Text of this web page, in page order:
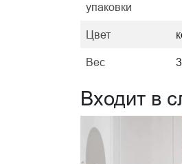
упаковки
Цвет
Вес
Входит в